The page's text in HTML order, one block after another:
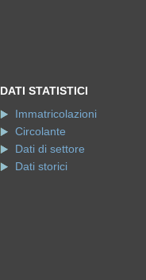
DATI STATISTICI
Immatricolazioni
Circolante
Dati di settore
Dati storici